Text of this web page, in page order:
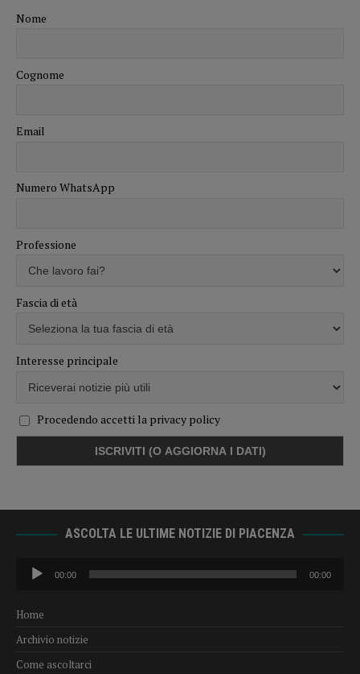
Nome
Cognome
Email
Numero WhatsApp
Professione
Fascia di età
Interesse principale
Procedendo accetti la privacy policy
ASCOLTA LE ULTIME NOTIZIE DI PIACENZA
Audio
Player
00:00 00:00
Home
Archivio notizie
Come ascoltarci